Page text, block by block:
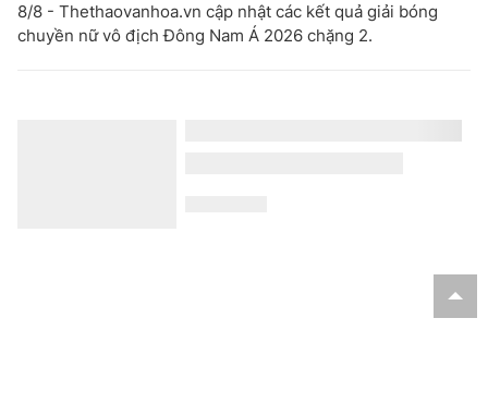
8/8 - Thethaovanhoa.vn cập nhật các kết quả giải bóng
chuyền nữ vô địch Đông Nam Á 2026 chặng 2.